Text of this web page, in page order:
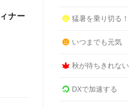
ナー 猛暑を乗り切る！
いつまでも元気
秋が待ちきれない
DXで加速する